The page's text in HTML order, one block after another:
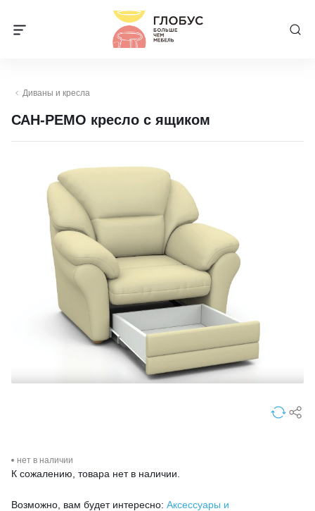
Диваны и кресла
САН-РЕМО кресло с ящиком
нет в наличии
К сожалению, товара нет в наличии.
Возможно, вам будет интересно: Аксессуары и